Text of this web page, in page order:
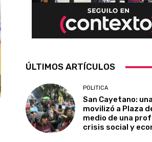
ÚLTIMOS ARTÍCULOS
POLITICA
San Cayetano:
movilizó a Plaza
medio de una
crisis social y